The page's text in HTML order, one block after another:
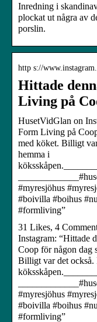
Inredning i
plockat ut några av
porslin.
http s://
Hittade
Living på
HusetVidGlan on
Form Living på
med köket. Billigt
hemma i
#myresjöhus
#boivilla #boihus
#formliving”
31 Likes, 4
Instagram: “Hittade
Coop för någon dag
Billigt var det också.
#myresjöhus
#boivilla #boihus
#formliving”